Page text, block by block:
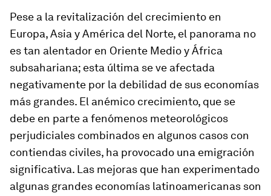
Pese a la revitalización del crecimiento en
Europa, Asia y América del Norte, el panorama no
es tan alentador en Oriente Medio y África
subsahariana; esta última se ve afectada
negativamente por la debilidad de sus economías
más grandes. El anémico crecimiento, que se
debe en parte a fenómenos meteorológicos
perjudiciales combinados en algunos casos con
contiendas civiles, ha provocado una emigración
significativa. Las mejoras que han experimentado
algunas grandes economías latinoamericanas son